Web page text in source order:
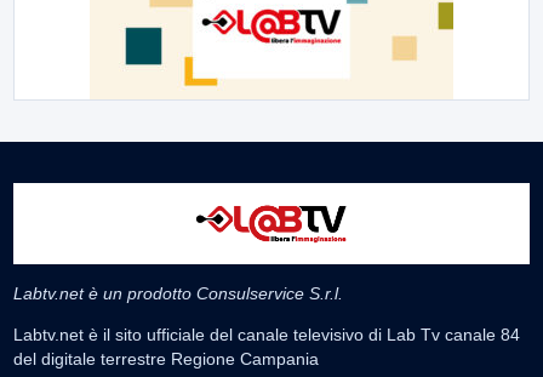
Labtv.net è un prodotto Consulservice S.r.l.
Labtv.net è il sito ufficiale del canale televisivo di Lab Tv canale 84
del digitale terrestre Regione Campania